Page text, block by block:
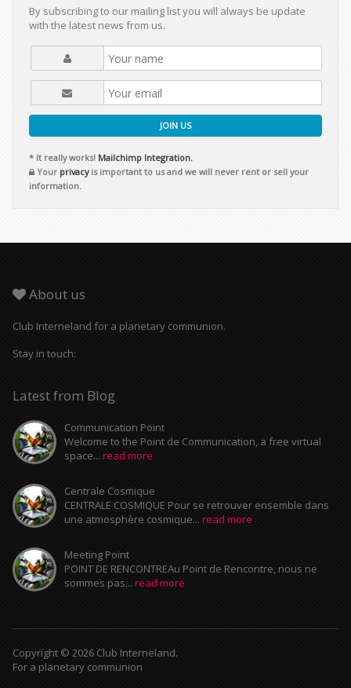
By subscribing to our mailing list you will always be update
with the latest news from us.
JOIN US
* It really works! Mailchimp Integration.
Your privacyis important to us and we will never rent or sell your
information.
About us
Club Interneland for a planetary communion.
Stay in touch:
Latest from Blog
Communication Point
Welcome to the Point de Communication, a free virtual
space... read more
Centrale Cosmique
CENTRALE COSMIQUE Pour se retrouver ensemble dans
une atmosphère cosmique... read more
Meeting Point
POINT DE RENCONTREAu Point de Rencontre, nous ne
sommes pas... read more
Copyright © 2026 Club Interneland.
For a planetary communion